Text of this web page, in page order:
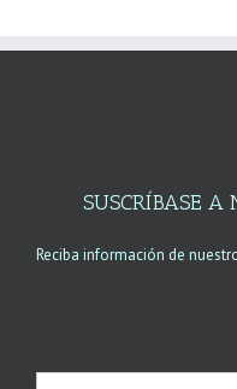
SUSCRÍBASE A
Reciba información de